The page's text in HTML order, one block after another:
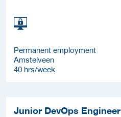
Permanent employment
Amstelveen
40 hrs/week
Junior DevOps Engineer